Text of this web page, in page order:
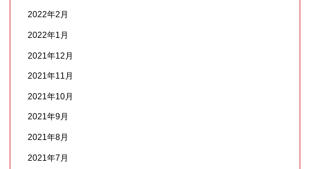
2022年2月
2022年1月
2021年12月
2021年11月
2021年10月
2021年9月
2021年8月
2021年7月